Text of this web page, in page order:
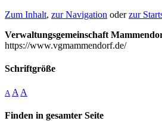
Zum Inhalt, zur Navigation oderzur
Verwaltungsgemeinschaft
https://www.vgmammendorf.de/
Schriftgröße
A A A
Finden in gesamter Seite